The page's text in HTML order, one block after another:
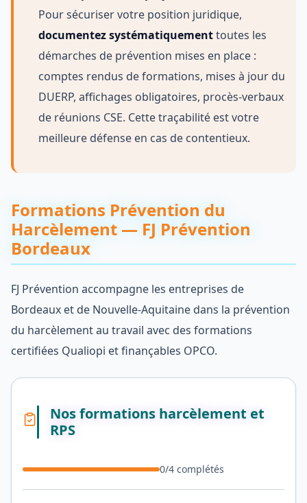
Pour sécuriser votre position juridique,
documentez systématiquementtoutes les
démarches de prévention mises en place :
comptes rendus de formations, mises à jour du
DUERP, affichages obligatoires, procès-verbaux
de réunions CSE. Cette traçabilité est votre
meilleure défense en cas de contentieux.
Formations Prévention du
Harcèlement — FJ Prévention
Bordeaux
FJ Prévention accompagne les entreprises de
Bordeaux et de Nouvelle-Aquitaine dans la prévention
du harcèlement au travail avec des formations
certifiées Qualiopi et finançables OPCO.
Nos formations harcèlement et
RPS
0/4 complétés